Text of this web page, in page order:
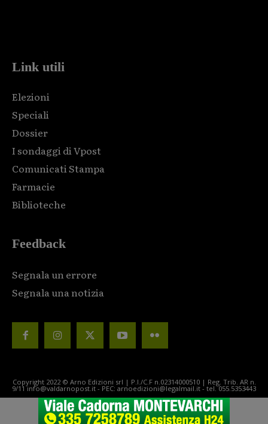
Link utili
Elezioni
Speciali
Dossier
I sondaggi di Vpost
Comunicati Stampa
Farmacie
Biblioteche
Feedback
Segnala un errore
Segnala una notizia
Copyright 2022 © Arno Edizioni srl | P.I./C.F n.02314000510 | Reg. Trib. AR n.
9/11 info@valdarnopost.it - PEC: arnoedizioni@legalmail.it - tel. 055.5353443